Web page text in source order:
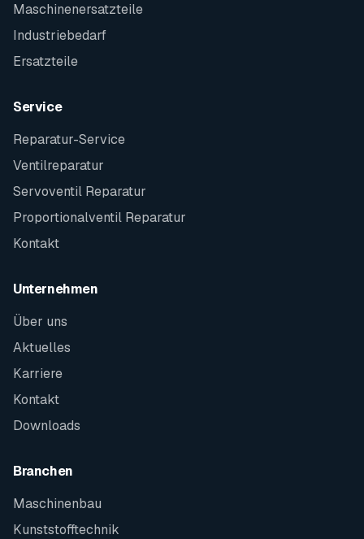
Maschinenersatzteile
Industriebedarf
Ersatzteile
Service
Reparatur-Service
Ventilreparatur
Servoventil Reparatur
Proportionalventil Reparatur
Kontakt
Unternehmen
Über uns
Aktuelles
Karriere
Kontakt
Downloads
Branchen
Maschinenbau
Kunststofftechnik